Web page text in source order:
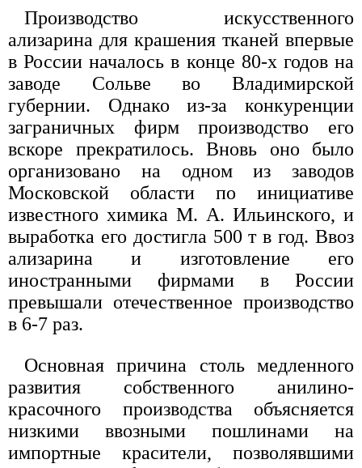
Производство искусственного
ализарина для крашения тканей впервые
в России началось в конце 80-х годов на
заводе Сольве во Владимирской
губернии. Однако из-за конкуренции
заграничных фирм производство его
вскоре прекратилось. Вновь оно было
организовано на одном из заводов
Московской области по инициативе
известного химика М. А. Ильинского, и
выработка его достигла 500 т в год. Ввоз
ализарина и изготовление его
иностранными фирмами в России
превышали отечественное производство
в 6-7 раз.
Основная причина столь медленного
развития собственного анилино-
красочного производства объясняется
низкими ввозными пошлинами на
импортные красители, позволявшими